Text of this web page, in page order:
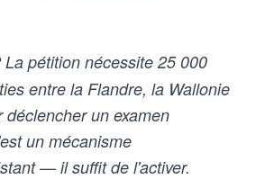
La pétition nécessite 25 000
entre la Flandre, la Wallonie
déclencher un examen
un mécanisme
— il suffit de l'activer.